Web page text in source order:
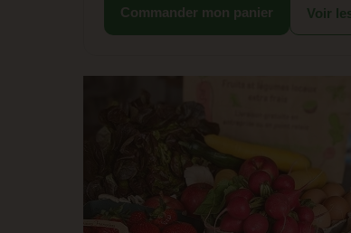
Commander mon panier Voir